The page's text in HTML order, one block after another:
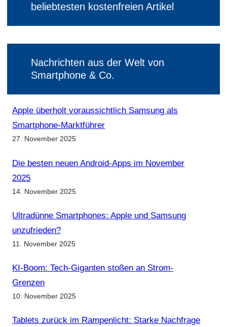
beliebtesten kostenfreien Artikel
Nachrichten aus der Welt von
Smartphone & Co.
Apple überholt voraussichtlich Samsung als
Smartphone-Marktführer
27. November 2025
Die besten neuen Android-Apps im November
2025
14. November 2025
Ultradünne Smartphones: Apple und Samsung
unzufrieden?
11. November 2025
KI-Boom: Tech-Giganten stoßen an Strom-
Grenzen
10. November 2025
Tablets zurück im Rampenlicht: Starke Nachfrage